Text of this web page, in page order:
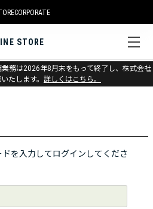
CORPORATE
STORE
務は2026年8月末をもって終了し、株式会社
たします。 詳しくはこちら。
を入力してログインしてくださ